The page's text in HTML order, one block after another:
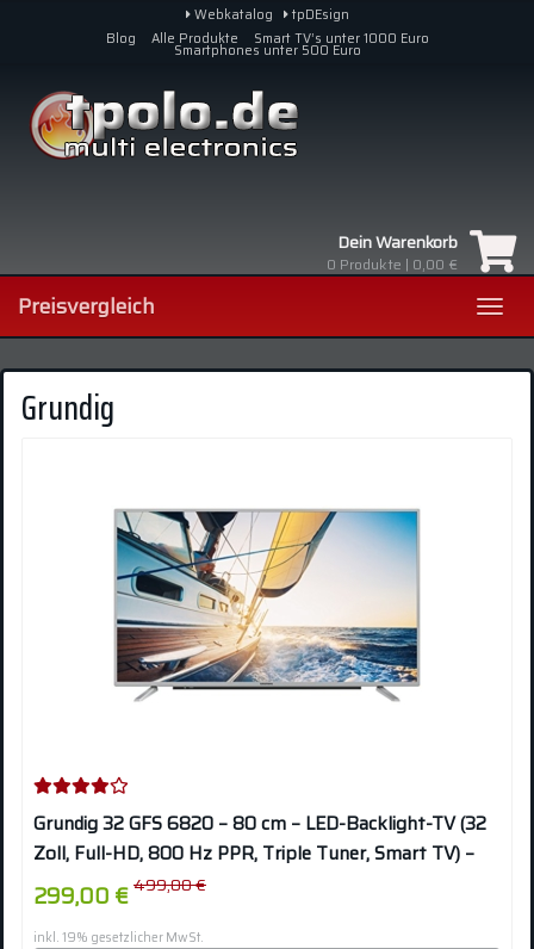
Webkatalog
tpDEsign
Blog
Alle Produkte Smart TV’s unter 1000 Euro
Smartphones unter 500 Euro
Dein Warenkorb
0 Produkte | 0,00 €
Preisvergleich
Grundig
Grundig 32 GFS 6820 – 80 cm – LED-Backlight-TV (32
Zoll, Full-HD, 800 Hz PPR, Triple Tuner, Smart TV) –
Silber
299,00 €499,00 €
inkl. 19% gesetzlicher MwSt.